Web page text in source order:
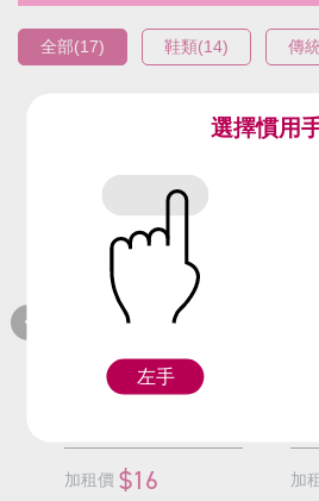
全部(17) 鞋類(14) 傳
編號：9610-1
紅繡球/顆
加租價 $16
編
加
選擇慣用
左手